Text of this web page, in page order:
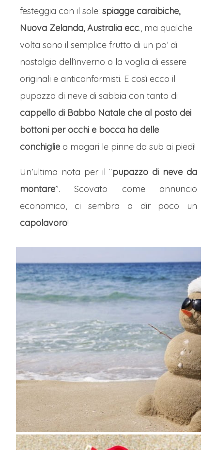
festeggia con il sole: spiagge caraibiche,
Nuova Zelanda, Australia ecc., ma qualche
volta sono il semplice frutto di un po’ di
nostalgia dell’inverno o la voglia di essere
originali e anticonformisti. E così ecco il
pupazzo di neve di sabbia con tanto di
cappello di Babbo Natale che al posto dei
bottoni per occhi e bocca ha delle
conchiglie o magari le pinne da sub ai piedi!
Un’ultima nota per il “pupazzo di neve da
montare”. Scovato come annuncio
economico, ci sembra a dir poco un
capolavoro!